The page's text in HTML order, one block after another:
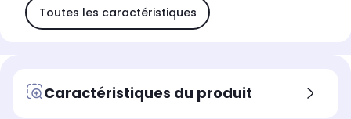
Toutes les caractéristiques
Caractéristiques du produit